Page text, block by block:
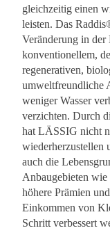
gleichzeitig einen
leisten. Das
Veränderung in
konventionellem,
regenerativen,
umweltfreundliche
weniger Wasser
verzichten. Durch
hat LÄSSIG nicht
wiederherzustellen
auch die
Anbaugebieten wie
höhere Prämien
Einkommen von
Schritt verbessert